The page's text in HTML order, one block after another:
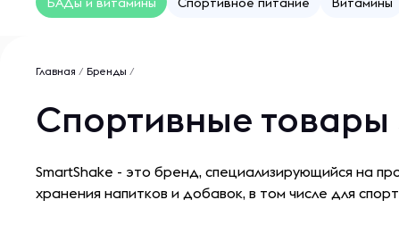
Главная / Бренды /
Спортивные товары
SmartShake - это бренд, специализирующийся на
хранения напитков и добавок, в том числе для